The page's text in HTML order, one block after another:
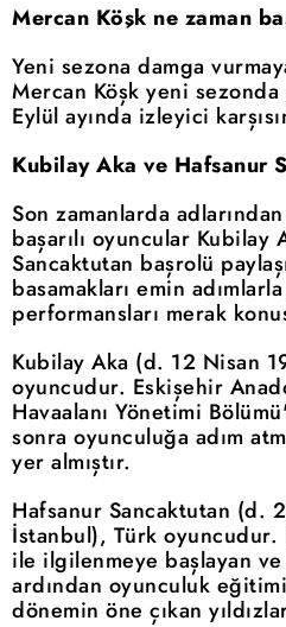
Mercan Köşk ne zaman
Yeni sezona damga
Mercan Köşk yeni
Eylül ayında izleyici
Kubilay Aka ve Hafsanur
Son zamanlarda
başarılı oyuncular Kubilay
Sancaktutan başrolü
basamakları emin
performansları merak
Kubilay Aka (d. 12 Nisan
oyuncudur. Eskişehir
Havaalanı Yönetimi
sonra oyunculuğa adım
yer almıştır.
Hafsanur Sancaktutan (d.
İstanbul), Türk
ile ilgilenmeye başlayan
ardından oyunculuk
dönemin öne çıkan